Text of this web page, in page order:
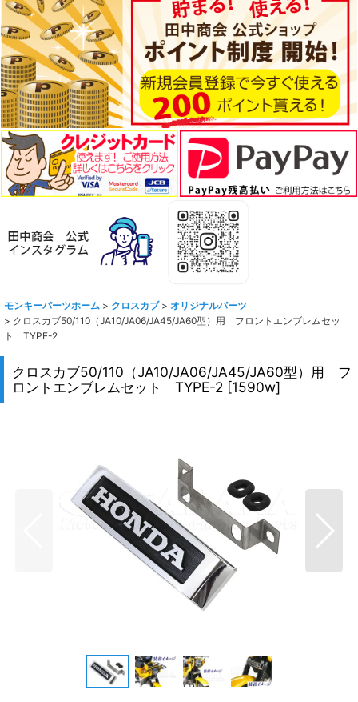
モンキーパーツホーム > クロスカブ > オリジナルパーツ
> クロスカブ50/110（JA10/JA06/JA45/JA60型）用 フロントエンブレムセッ
ト TYPE-2
クロスカブ50/110（JA10/JA06/JA45/JA60型）用 フ
ロントエンブレムセット TYPE-2 [1590w]